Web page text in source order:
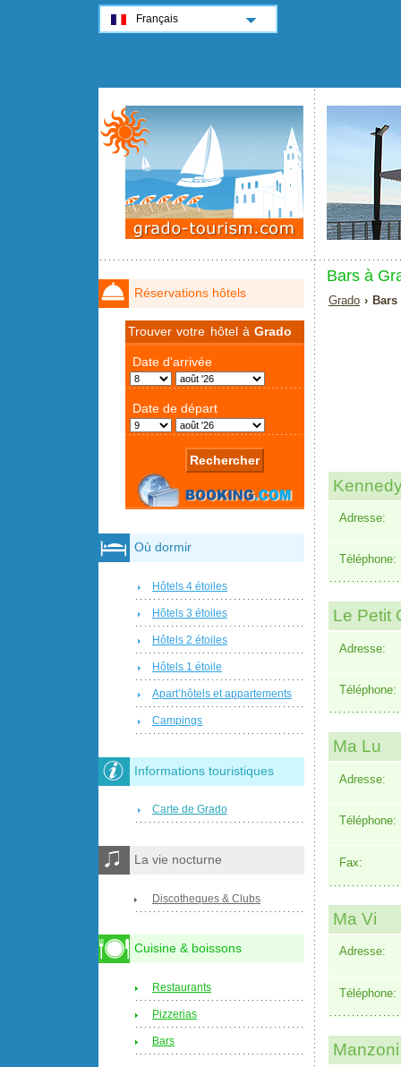
Bars à
Grado ›
Adresse:
Téléphone:
Le Petit
Adresse:
Téléphone:
Ma Lu
Adresse:
Téléphone:
Fax:
Ma Vi
Adresse:
Téléphone:
Réservations hôtels
Trouver votre hôtel àGrado
Où dormir
Hôtels 4 étoiles
Hôtels 3 étoiles
Hôtels 2 étoiles
Hôtels 1 étoile
Apart’hôtels et appartements
Campings
Informations touristiques
Carte de Grado
La vie nocturne
Discotheques & Clubs
Cuisine & boissons
Restaurants
Pizzerias
Bars
Français